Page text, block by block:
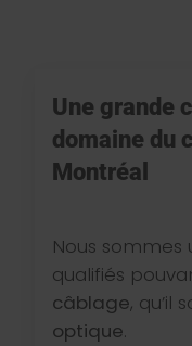
Une grande
domaine du
Montréal
Nous
qualifiés
câblage, qu’il
optique.